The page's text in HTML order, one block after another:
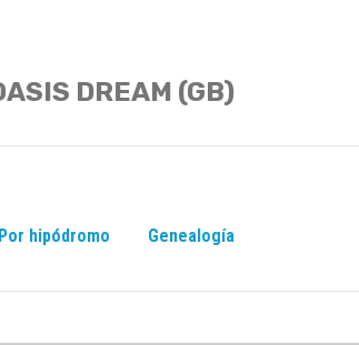
DREAM (GB)
Por hipódromo
Genealogía